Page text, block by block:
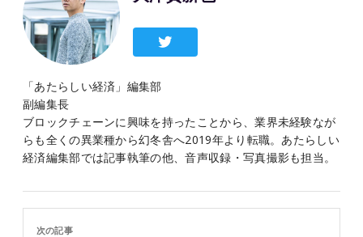
「あたらしい経済」編集部
副編集長
ブロックチェーンに興味を持ったことから、業界未経験なが
らも全くの異業種から幻冬舎へ2019年より転職。あたらしい
経済編集部では記事執筆の他、音声収録・写真撮影も担当。
次の記事